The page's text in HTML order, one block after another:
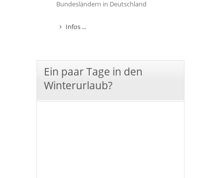
Bundesländern in Deutschland
Infos ...
Ein paar Tage in den
Winterurlaub?